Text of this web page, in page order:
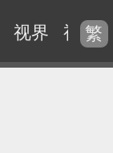
视界 视频
繁